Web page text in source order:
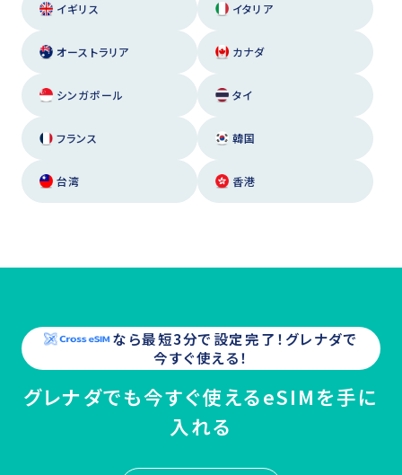
イギリス イタリア
オーストラリア カナダ
シンガポール タイ
フランス 韓国
台湾 香港
なら最短3分で設定完了！ グレナダで
今すぐ使える！
グレナダでも今すぐ使えるeSIMを手に
入れる